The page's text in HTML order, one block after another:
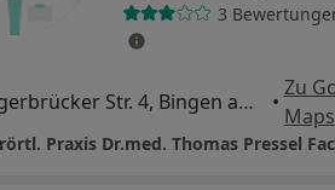
3
Bingerbrücker Str. 4, Bingen am Rhein •
Zu
Maps